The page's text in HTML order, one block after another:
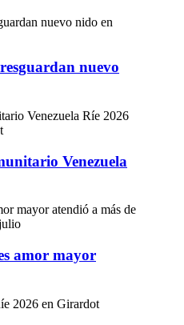
nuevo
Venezuela
amor mayor